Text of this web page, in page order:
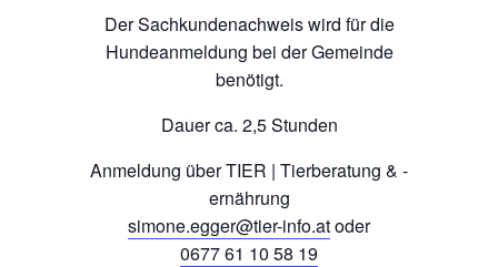
Der Sachkundenachweis wird für die
Hundeanmeldung bei der Gemeinde
benötigt.
Dauer ca. 2,5 Stunden
Anmeldung über TIER | Tierberatung & -
ernährung
simone.egger@tier-info.atoder
0677 61 10 58 19